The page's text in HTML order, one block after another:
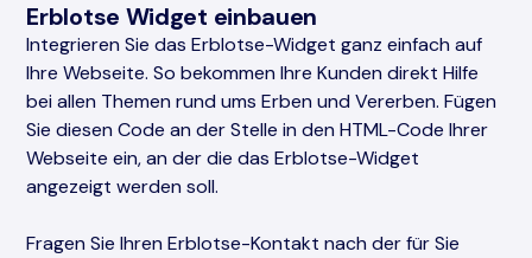
Erblotse Widget einbauen
Integrieren Sie das Erblotse-Widget ganz einfach auf
Ihre Webseite. So bekommen Ihre Kunden direkt Hilfe
bei allen Themen rund ums Erben und Vererben. Fügen
Sie diesen Code an der Stelle in den HTML-Code Ihrer
Webseite ein, an der die das Erblotse-Widget
angezeigt werden soll.
Fragen Sie Ihren Erblotse-Kontakt nach der für Sie